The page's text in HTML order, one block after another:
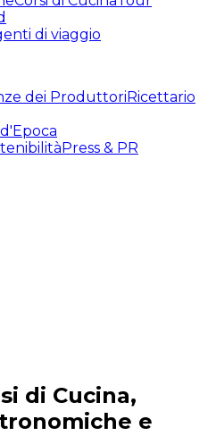
di viaggio
dei ProduttoriRicettario
Press & PR
Esperienze
di Cucina,
e